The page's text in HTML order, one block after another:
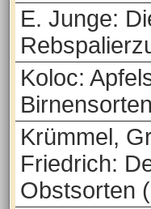
E. Junge:
Koloc:
Krümmel,
Friedrich:
Obstsorten